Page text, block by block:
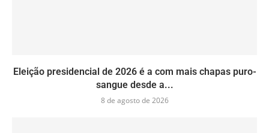
Eleição presidencial de 2026 é a com mais chapas puro-
sangue desde a...
8 de agosto de 2026